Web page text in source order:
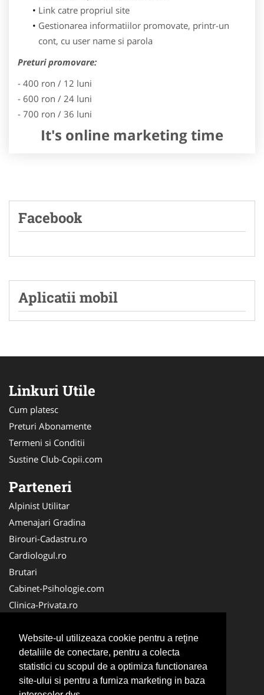
Website-ul utilizeaza cookie pentru a reţine
detaliile de conectare, pentru a colecta
statistici cu scopul de a optimiza functionarea
site-ului si pentru a furniza marketing in baza
Link catre propriul site
Gestionarea informatiilor promovate, printr-un
cont, cu user name si parola
Preturi promovare:
- 400 ron / 12 luni
- 600 ron / 24 luni
- 700 ron / 36 luni
It's online marketing time
Facebook
Aplicatii mobil
Linkuri Utile
Cum platesc
Preturi Abonamente
Termeni si Conditii
Sustine Club-Copii.com
Parteneri
Alpinist Utilitar
Amenajari Gradina
Birouri-Cadastru.ro
Cardiologul.ro
Brutari
Cabinet-Psihologie.com
Clinica-Privata.ro
Cabinet-Individual.ro
CentruInchirieri.ro
Echipamente Romania
MedicAcupunctura.ro